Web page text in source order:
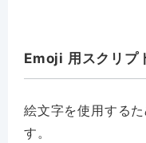
Emoji 用スクリプ
絵文字を使用する
す。